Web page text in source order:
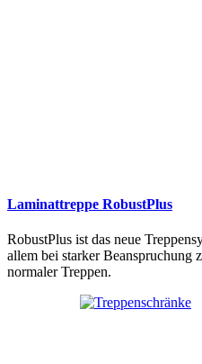
Laminattreppe RobustPlus
RobustPlus ist das neue
allem bei starker Beanspruchung
normaler Treppen.